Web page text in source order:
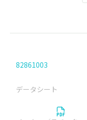
82861003